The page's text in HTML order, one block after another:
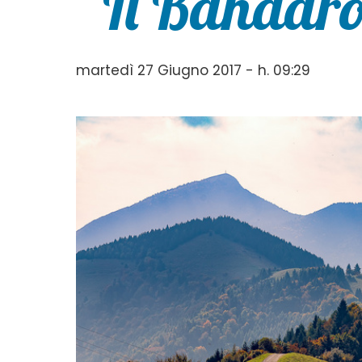
martedì 27 Giugno 2017 - h. 09:29